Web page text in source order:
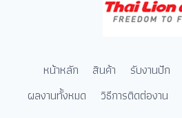
หน้าหลัก สินค้า รับงานปัก
ผลงานทั้งหมด
วิธีการติดต่องาน